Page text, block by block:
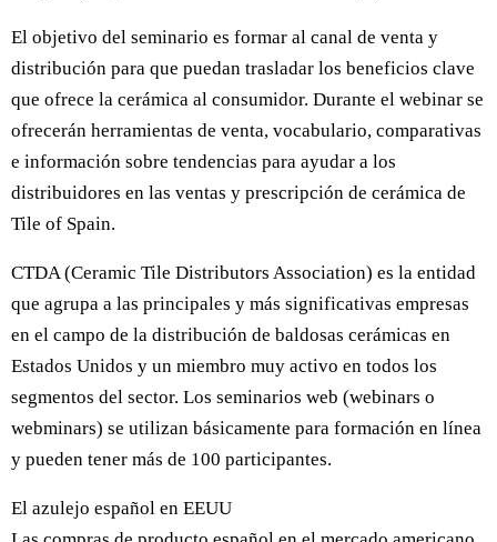
El objetivo del seminario es formar al canal de venta y
distribución para que puedan trasladar los beneficios clave
que ofrece la cerámica al consumidor. Durante el webinar se
ofrecerán herramientas de venta, vocabulario, comparativas
e información sobre tendencias para ayudar a los
distribuidores en las ventas y prescripción de cerámica de
Tile of Spain.
CTDA (Ceramic Tile Distributors Association) es la entidad
que agrupa a las principales y más significativas empresas
en el campo de la distribución de baldosas cerámicas en
Estados Unidos y un miembro muy activo en todos los
segmentos del sector. Los seminarios web (webinars o
webminars) se utilizan básicamente para formación en línea
y pueden tener más de 100 participantes.
El azulejo español en EEUU